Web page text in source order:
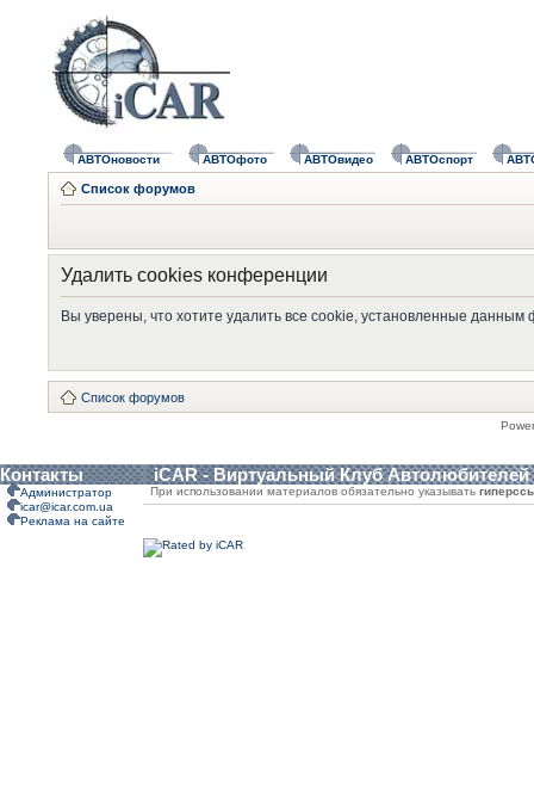
АВТОновости АВТОфото АВТОвидео АВТОспорт
Список форумов
Удалить cookies конференции
Вы уверены, что хотите удалить все cookie, установленные
Список форумов
Контакты iCAR - Виртуальный Клуб Автолюбителей
Администратор
icar@icar.com.ua
Реклама на сайте
При использовании материалов обязательно указывать